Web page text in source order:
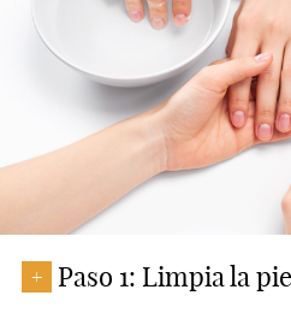
+ Paso 1: Limpia la